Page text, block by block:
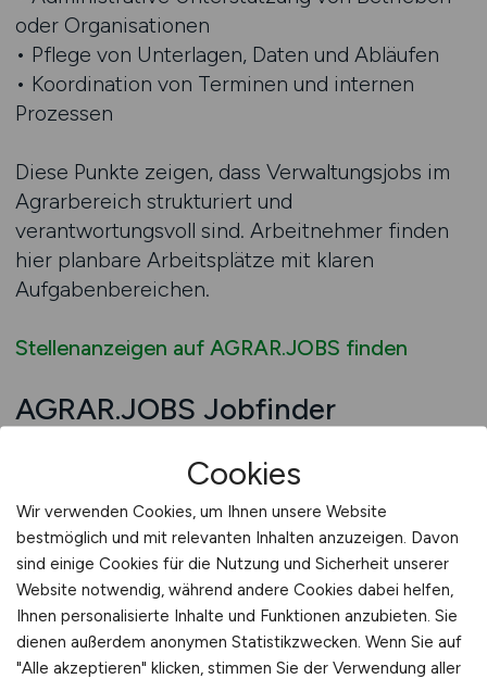
oder Organisationen
• Pflege von Unterlagen, Daten und Abläufen
• Koordination von Terminen und internen
Prozessen
Diese Punkte zeigen, dass Verwaltungsjobs im
Agrarbereich strukturiert und
verantwortungsvoll sind. Arbeitnehmer finden
hier planbare Arbeitsplätze mit klaren
Aufgabenbereichen.
Stellenanzeigen auf AGRAR.JOBS finden
AGRAR.JOBS Jobfinder
Die Jobsuche im Verwaltungsbereich der
Landwirtschaft wird deutlich effizienter, wenn
strukturierte Suchmöglichkeiten genutzt
werden. Verwaltungsstellen unterscheiden sich
nach Aufgabenumfang, Organisationstyp und
regionalem Einsatz. Ein übersichtlicher
Jobfinder hilft Arbeitnehmern dabei, relevante
Cookies
Wir verwenden Cookies, um Ihnen unsere Website
bestmöglich und mit relevanten Inhalten anzuzeigen. Davon
sind einige Cookies für die Nutzung und Sicherheit unserer
Website notwendig, während andere Cookies dabei helfen,
Ihnen personalisierte Inhalte und Funktionen anzubieten. Sie
dienen außerdem anonymen Statistikzwecken. Wenn Sie auf
"Alle akzeptieren" klicken, stimmen Sie der Verwendung aller